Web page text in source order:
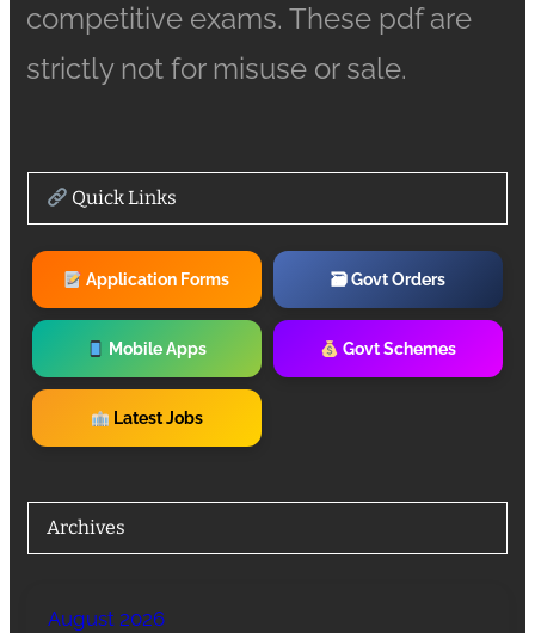
competitive exams. These pdf are
strictly not for misuse or sale.
Quick Links
Application Forms 🗃 Govt Orders
Mobile Apps Govt Schemes
Latest Jobs
Archives
August 2026